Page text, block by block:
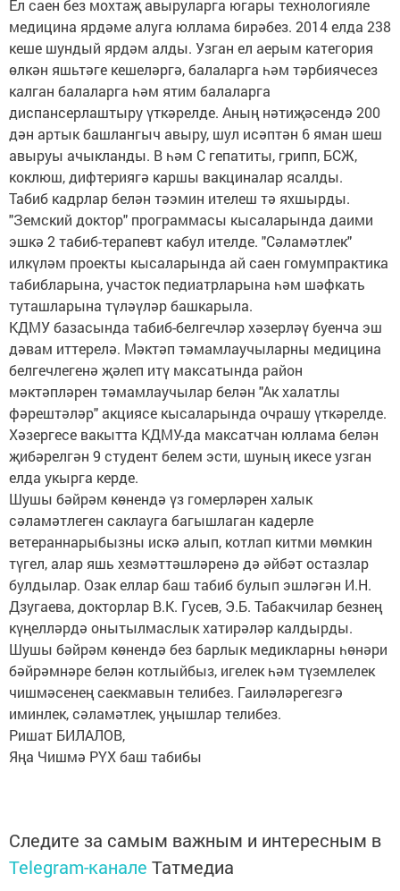
Ел саен без мохтаҗ авыруларга югары технологияле
медицина ярдәме алуга юллама бирәбез. 2014 елда 238
кеше шундый ярдәм алды. Узган ел аерым категория
өлкән яшьтәге кешеләргә, балаларга һәм тәрбиячесез
калган балаларга һәм ятим балаларга
диспансерлаштыру үткәрелде. Аның нәтиҗәсендә 200
дән артык башлангыч авыру, шул исәптән 6 яман шеш
авыруы ачыкланды. В һәм С гепатиты, грипп, БСЖ,
коклюш, дифтериягә каршы вакциналар ясалды.
Табиб кадрлар белән тәэмин ителеш тә яхшырды.
"Земский доктор" программасы кысаларында даими
эшкә 2 табиб-терапевт кабул ителде. "Сәламәтлек"
илкүләм проекты кысаларында ай саен гомумпрактика
табибларына, участок педиатрларына һәм шәфкать
туташларына түләүләр башкарыла.
КДМУ базасында табиб-белгечләр хәзерләү буенча эш
дәвам иттерелә. Мәктәп тәмамлаучыларны медицина
белгечлегенә җәлеп итү максатында район
мәктәпләрен тәмамлаучылар белән "Ак халатлы
фәрештәләр" акциясе кысаларында очрашу үткәрелде.
Хәзергесе вакытта КДМУ-да максатчан юллама белән
җибәрелгән 9 студент белем эсти, шуның икесе узган
елда укырга керде.
Шушы бәйрәм көнендә үз гомерләрен халык
сәламәтлеген саклауга багышлаган кадерле
ветераннарыбызны искә алып, котлап китми мөмкин
түгел, алар яшь хезмәттәшләренә дә әйбәт остазлар
булдылар. Озак еллар баш табиб булып эшләгән И.Н.
Дзугаева, докторлар В.К. Гусев, Э.Б. Табакчилар безнең
күңелләрдә онытылмаслык хатирәләр калдырды.
Шушы бәйрәм көнендә без барлык медикларны һөнәри
бәйрәмнәре белән котлыйбыз, игелек һәм түземлелек
чишмәсенең саекмавын телибез. Гаиләләрегезгә
иминлек, сәламәтлек, уңышлар телибез.
Ришат БИЛАЛОВ,
Яңа Чишмә РҮХ баш табибы
Следите за самым важным и интересным в
Telegram-канале Татмедиа